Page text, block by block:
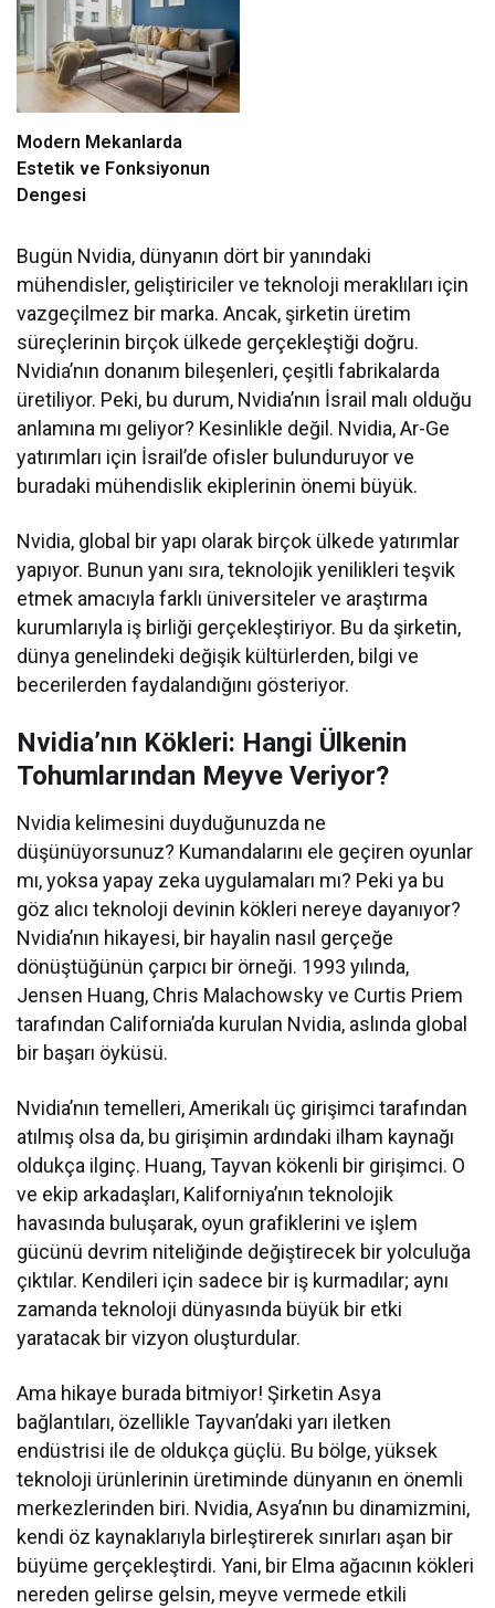
Modern Mekanlarda
Estetik ve Fonksiyonun
Dengesi
Bugün Nvidia, dünyanın dört bir yanındaki
mühendisler, geliştiriciler ve teknoloji meraklıları için
vazgeçilmez bir marka. Ancak, şirketin üretim
süreçlerinin birçok ülkede gerçekleştiği doğru.
Nvidia’nın donanım bileşenleri, çeşitli fabrikalarda
üretiliyor. Peki, bu durum, Nvidia’nın İsrail malı olduğu
anlamına mı geliyor? Kesinlikle değil. Nvidia, Ar-Ge
yatırımları için İsrail’de ofisler bulunduruyor ve
buradaki mühendislik ekiplerinin önemi büyük.
Nvidia, global bir yapı olarak birçok ülkede yatırımlar
yapıyor. Bunun yanı sıra, teknolojik yenilikleri teşvik
etmek amacıyla farklı üniversiteler ve araştırma
kurumlarıyla iş birliği gerçekleştiriyor. Bu da şirketin,
dünya genelindeki değişik kültürlerden, bilgi ve
becerilerden faydalandığını gösteriyor.
Nvidia’nın Kökleri: Hangi Ülkenin
Tohumlarından Meyve Veriyor?
Nvidia kelimesini duyduğunuzda ne
düşünüyorsunuz? Kumandalarını ele geçiren oyunlar
mı, yoksa yapay zeka uygulamaları mı? Peki ya bu
göz alıcı teknoloji devinin kökleri nereye dayanıyor?
Nvidia’nın hikayesi, bir hayalin nasıl gerçeğe
dönüştüğünün çarpıcı bir örneği. 1993 yılında,
Jensen Huang, Chris Malachowsky ve Curtis Priem
tarafından California’da kurulan Nvidia, aslında global
bir başarı öyküsü.
Nvidia’nın temelleri, Amerikalı üç girişimci tarafından
atılmış olsa da, bu girişimin ardındaki ilham kaynağı
oldukça ilginç. Huang, Tayvan kökenli bir girişimci. O
ve ekip arkadaşları, Kaliforniya’nın teknolojik
havasında buluşarak, oyun grafiklerini ve işlem
gücünü devrim niteliğinde değiştirecek bir yolculuğa
çıktılar. Kendileri için sadece bir iş kurmadılar; aynı
zamanda teknoloji dünyasında büyük bir etki
yaratacak bir vizyon oluşturdular.
Ama hikaye burada bitmiyor! Şirketin Asya
bağlantıları, özellikle Tayvan’daki yarı iletken
endüstrisi ile de oldukça güçlü. Bu bölge, yüksek
teknoloji ürünlerinin üretiminde dünyanın en önemli
merkezlerinden biri. Nvidia, Asya’nın bu dinamizmini,
kendi öz kaynaklarıyla birleştirerek sınırları aşan bir
büyüme gerçekleştirdi. Yani, bir Elma ağacının kökleri
nereden gelirse gelsin, meyve vermede etkili